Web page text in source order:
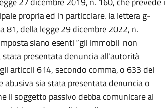
propria ed in particolare, la letterag-
81, della legge 29 dicembre 2022, n.
siano esenti “gli immobili non
presentata denuncia all'autorità
articoli 614, secondo comma, o 633 del
abusiva sia stata presentata denuncia o
il soggetto passivo debba comunicare al